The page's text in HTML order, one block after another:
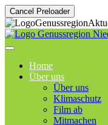
Cancel Preloader
Home
Über uns
Über uns
Klimaschutz
Film ab
Mitmachen